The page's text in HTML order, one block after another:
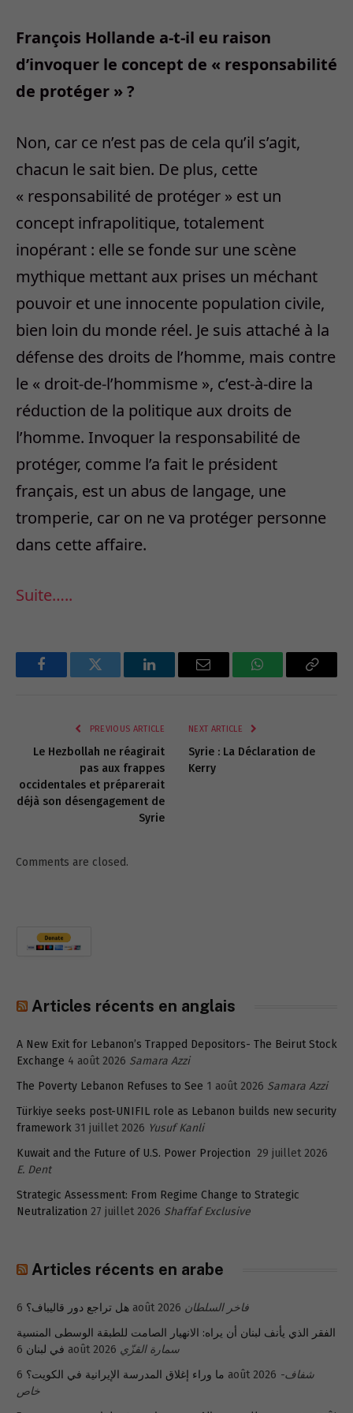
François Hollande a-t-il eu raison
d’invoquer le concept de « responsabilité
de protéger » ?
Non, car ce n’est pas de cela qu’il s’agit,
chacun le sait bien. De plus, cette
« responsabilité de protéger » est un
concept infrapolitique, totalement
inopérant : elle se fonde sur une scène
mythique mettant aux prises un méchant
pouvoir et une innocente population civile,
bien loin du monde réel. Je suis attaché à la
défense des droits de l’homme, mais contre
le « droit-de-l’hommisme », c’est-à-dire la
réduction de la politique aux droits de
l’homme. Invoquer la responsabilité de
protéger, comme l’a fait le président
français, est un abus de langage, une
tromperie, car on ne va protéger personne
dans cette affaire.
Suite…..
FacebookTwitter LinkedInEmail WhatsAppCopy
PREVIOUS ARTICLE
Le Hezbollah ne réagirait
pas aux frappes
occidentales et préparerait
déjà son désengagement de
Syrie
NEXT ARTICLE
Syrie : La Déclaration de
Kerry
Comments are closed.
Articles récents en anglais
A New Exit for Lebanon’s Trapped Depositors- The Beirut Stock
Exchange 4 août 2026 Samara Azzi
The Poverty Lebanon Refuses to See 1 août 2026 Samara Azzi
Türkiye seeks post-UNIFIL role as Lebanon builds new security
framework 31 juillet 2026 Yusuf Kanli
Kuwait and the Future of U.S. Power Projection 29 juillet 2026
E. Dent
Strategic Assessment: From Regime Change to Strategic
Neutralization 27 juillet 2026 Shaffaf Exclusive
Articles récents en arabe
هل تراجع دور قاليباف؟ 6 août 2026 فاخر السلطان
الفقر الذي يأنف لبنان أن يراه: الانهيار الصامت للطبقة الوسطى المنسية
في لبنان 6 août 2026 سمارة القزّي
ما وراء إغلاق المدرسة الإيرانية في الكويت؟ 6 août 2026 شفاف-
خاص